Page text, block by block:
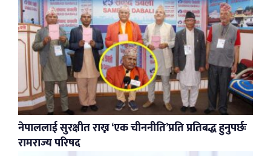
नेपाललाई सुरक्षीत राख्न ‘एक चीननीति’प्रति प्रतिबद्ध हुनुपर्छः
रामराज्य परिषद